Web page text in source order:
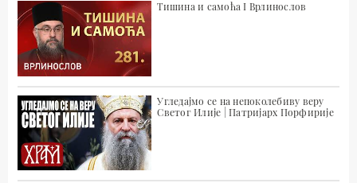
Тишина и самоћа I Врлинослов
Угледајмо се на непоколебиву веру
Светог Илије | Патријарх Порфирије